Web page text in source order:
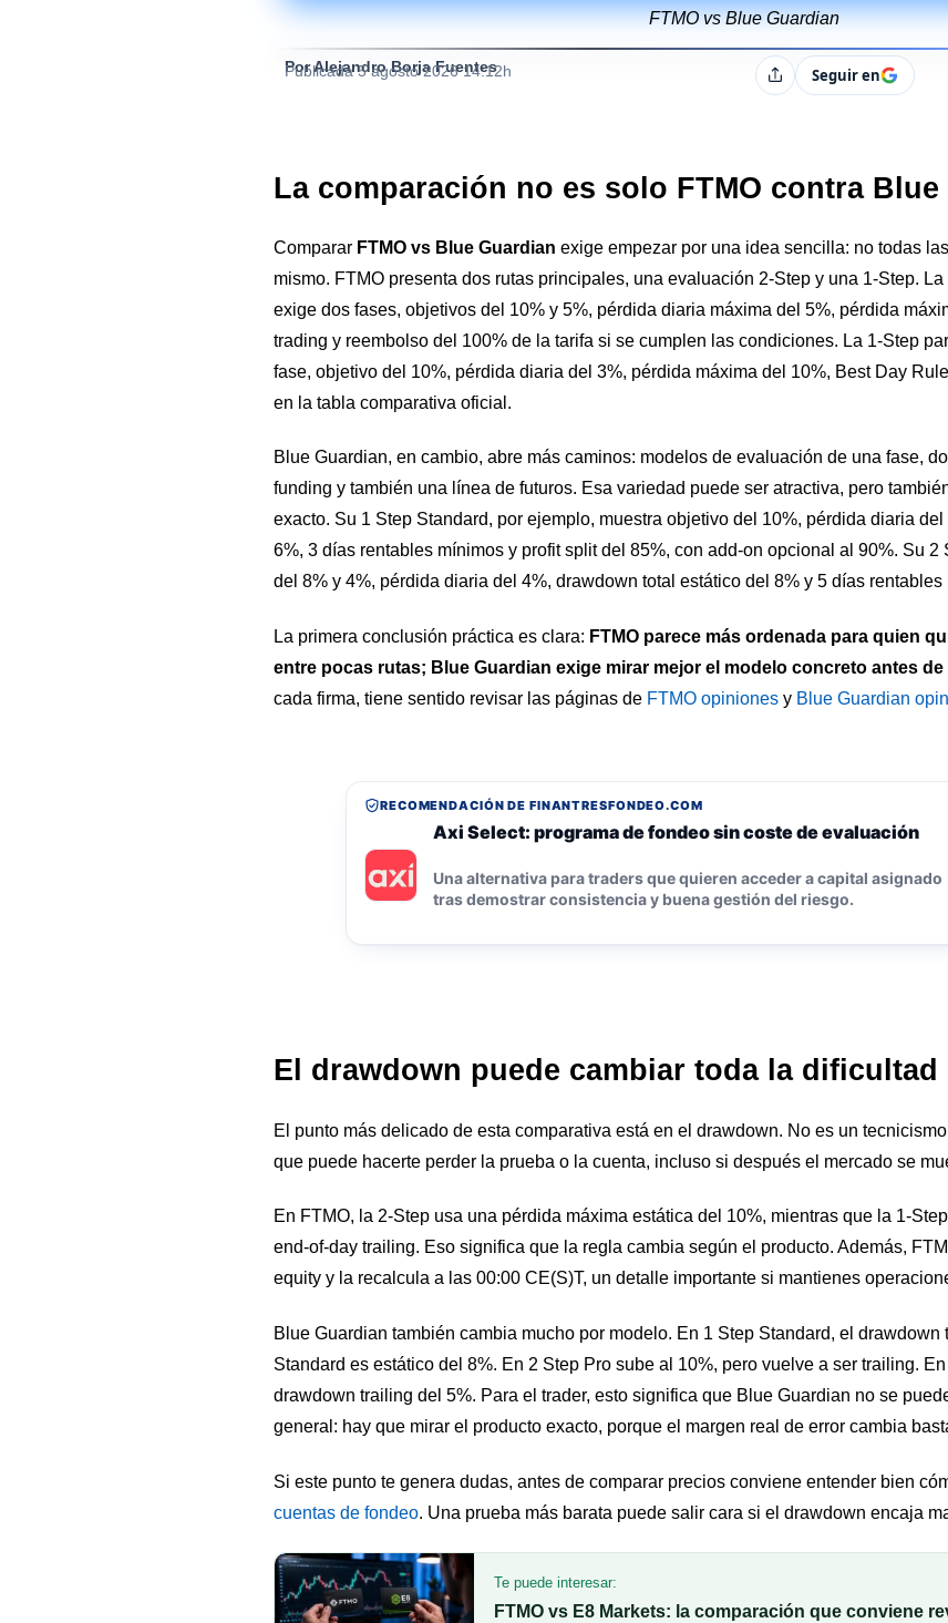
FTMO vs Blue Guardian
Por Alejandro Borja Fuentes
Publicada 5 agosto 2026 14:12h CompartirSeguir en
La comparación no es solo FTMO contra Blue
Comparar FTMO vs Blue Guardian exige empezar por una idea sencilla: no todas
mismo. FTMO presenta dos rutas principales, una evaluación 2-Step y una 1-Step.
exige dos fases, objetivos del 10% y 5%, pérdida diaria máxima del 5%, pérdida
trading y reembolso del 100% de la tarifa si se cumplen las condiciones. La 1-Step
fase, objetivo del 10%, pérdida diaria del 3%, pérdida máxima del 10%, Best Day
en la tabla comparativa oficial.
Blue Guardian, en cambio, abre más caminos: modelos de evaluación de una fase,
funding y también una línea de futuros. Esa variedad puede ser atractiva, pero
exacto. Su 1 Step Standard, por ejemplo, muestra objetivo del 10%, pérdida diaria
6%, 3 días rentables mínimos y profit split del 85%, con add-on opcional al 90%. Su
del 8% y 4%, pérdida diaria del 4%, drawdown total estático del 8% y 5 días rentables
La primera conclusión práctica es clara: FTMO parece más ordenada para quien
entre pocas rutas; Blue Guardian exige mirar mejor el modelo concreto antes de
cada firma, tiene sentido revisar las páginas de FTMO opiniones y Blue Guardian
RECOMENDACIÓN DE FINANTRESFONDEO.COM
Axi Select: programa de fondeo sin coste de evaluación
Una alternativa para traders que quieren acceder a capital asignado
tras demostrar consistencia y buena gestión del riesgo.
El drawdown puede cambiar toda la dificultad
El punto más delicado de esta comparativa está en el drawdown. No es un
que puede hacerte perder la prueba o la cuenta, incluso si después el mercado se
En FTMO, la 2-Step usa una pérdida máxima estática del 10%, mientras que la 1-
end-of-day trailing. Eso significa que la regla cambia según el producto. Además,
equity y la recalcula a las 00:00 CE(S)T, un detalle importante si mantienes
Blue Guardian también cambia mucho por modelo. En 1 Step Standard, el
Standard es estático del 8%. En 2 Step Pro sube al 10%, pero vuelve a ser trailing.
drawdown trailing del 5%. Para el trader, esto significa que Blue Guardian no se
general: hay que mirar el producto exacto, porque el margen real de error cambia
Si este punto te genera dudas, antes de comparar precios conviene entender bien
cuentas de fondeo. Una prueba más barata puede salir cara si el drawdown encaja
Te puede interesar:
FTMO vs E8 Markets: la comparación que conviene